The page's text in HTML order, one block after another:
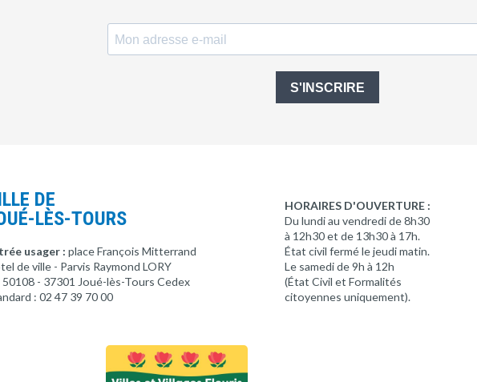
S'INSCRIRE
DE
LÈS-TOURS
usager : place François Mitterrand
de ville - Parvis Raymond LORY
50108 - 37301 Joué-lès-Tours Cedex
: 02 47 39 70 00
HORAIRES D'OUVERTURE :
Du lundi au vendredi de 8h30
à 12h30 et de 13h30 à 17h.
État civil fermé le jeudi matin.
Le samedi de 9h à 12h
(État Civil et Formalités
citoyennes uniquement).